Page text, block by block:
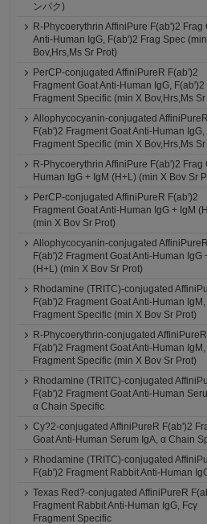
ンパク)
R-Phycoerythrin AffiniPure F(ab')2 Frag
Anti-Human IgG, F(ab')2 Frag Spec
Bov,Hrs,Ms Sr Prot)
PerCP-conjugated AffiniPureR F(ab')2
Fragment Goat Anti-Human IgG, F(ab')2
Fragment Specific (min X Bov,Hrs,Ms
Allophycocyanin-conjugated AffiniPureR
F(ab')2 Fragment Goat Anti-Human IgG,
Fragment Specific (min X Bov,Hrs,Ms
R-Phycoerythrin AffiniPure F(ab')2 Frag
Human IgG + IgM (H+L) (min X Bov Sr
PerCP-conjugated AffiniPureR F(ab')2
Fragment Goat Anti-Human IgG + IgM
(min X Bov Sr Prot)
Allophycocyanin-conjugated AffiniPureR
F(ab')2 Fragment Goat Anti-Human IgG
(H+L) (min X Bov Sr Prot)
Rhodamine (TRITC)-conjugated
F(ab')2 Fragment Goat Anti-Human IgM,
Fragment Specific (min X Bov Sr Prot)
R-Phycoerythrin-conjugated AffiniPureR
F(ab')2 Fragment Goat Anti-Human IgM,
Fragment Specific (min X Bov Sr Prot)
Rhodamine (TRITC)-conjugated
F(ab')2 Fragment Goat Anti-Human
α Chain Specific
Cy?2-conjugated AffiniPureR F(ab')2
Goat Anti-Human Serum IgA, α Chain
Rhodamine (TRITC)-conjugated
F(ab')2 Fragment Rabbit Anti-Human
Texas Red?-conjugated AffiniPureR
Fragment Rabbit Anti-Human IgG, Fcγ
Fragment Specific